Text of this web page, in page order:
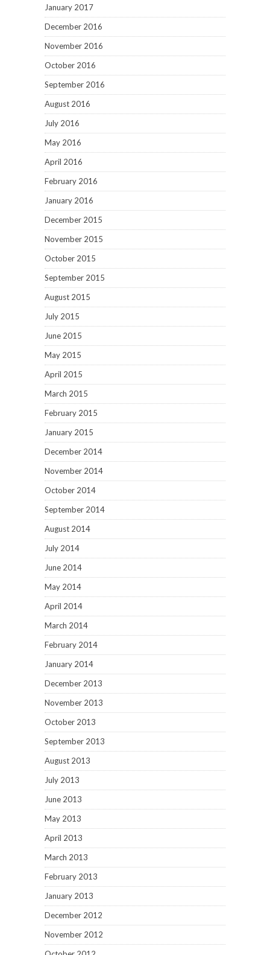
January 2017
December 2016
November 2016
October 2016
September 2016
August 2016
July 2016
May 2016
April 2016
February 2016
January 2016
December 2015
November 2015
October 2015
September 2015
August 2015
July 2015
June 2015
May 2015
April 2015
March 2015
February 2015
January 2015
December 2014
November 2014
October 2014
September 2014
August 2014
July 2014
June 2014
May 2014
April 2014
March 2014
February 2014
January 2014
December 2013
November 2013
October 2013
September 2013
August 2013
July 2013
June 2013
May 2013
April 2013
March 2013
February 2013
January 2013
December 2012
November 2012